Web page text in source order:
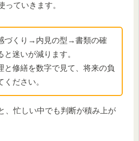
っていきます。
づくり→内見の型→書類の確
迷いが減ります。
と修繕を数字で見て、将来の負
ださい。
、忙しい中でも判断が積み上が